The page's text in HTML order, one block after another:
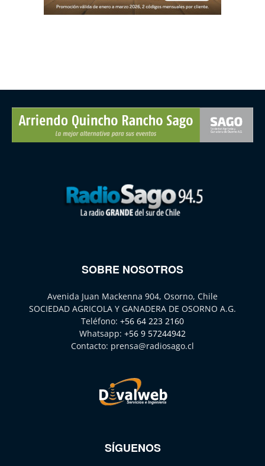
SOBRE NOSOTROS
Avenida Juan Mackenna 904, Osorno, Chile
SOCIEDAD AGRICOLA Y GANADERA DE OSORNO A.G.
Teléfono: +56 64 223 2160
Whatsapp: +56 9 57244942
Contacto: prensa@radiosago.cl
SÍGUENOS